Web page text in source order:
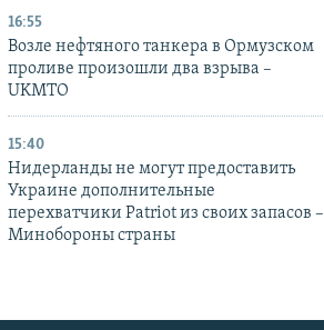
16:55
Возле нефтяного танкера в Ормузском
проливе произошли два взрыва –
UKMTO
15:40
Нидерланды не могут предоставить
Украине дополнительные
перехватчики Patriot из своих запасов –
Минобороны страны